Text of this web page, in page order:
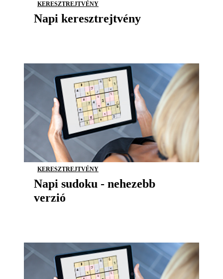
KERESZTREJTVÉNY
Napi keresztrejtvény
KERESZTREJTVÉNY
Napi sudoku - nehezebb
verzió